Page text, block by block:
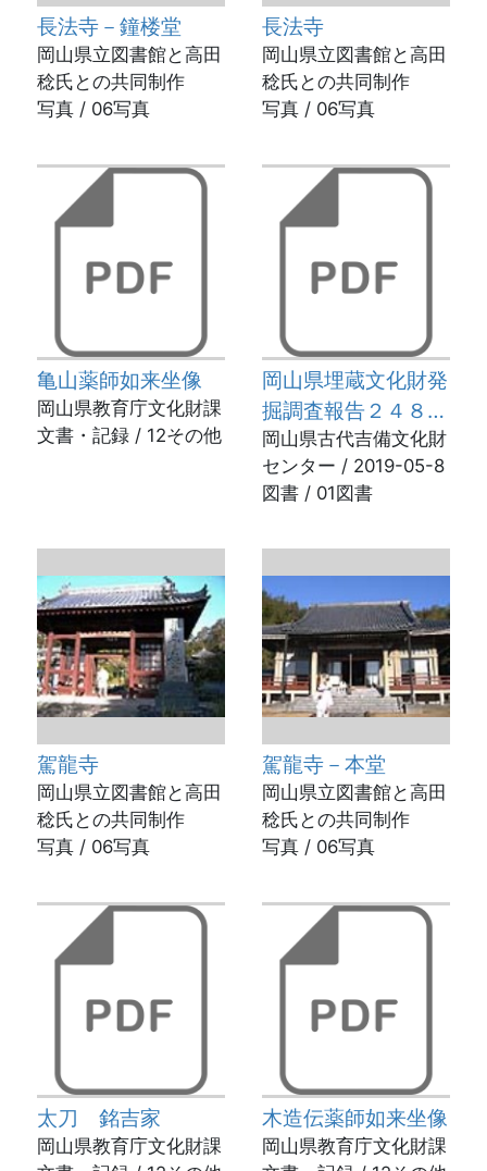
長法寺－鐘楼堂
岡山県立図書館と高田
稔氏との共同制作
写真 / 06写真
長法寺
岡山県立図書館と高田
稔氏との共同制作
写真 / 06写真
亀山薬師如来坐像
岡山県教育庁文化財課
文書・記録 / 12その他
岡山県埋蔵文化財発
掘調査報告２４８
新池尻遺跡
岡山県古代吉備文化財
センター / 2019-05-8
図書 / 01図書
駕龍寺
岡山県立図書館と高田
稔氏との共同制作
写真 / 06写真
駕龍寺－本堂
岡山県立図書館と高田
稔氏との共同制作
写真 / 06写真
太刀 銘吉家
岡山県教育庁文化財課
木造伝薬師如来坐像
岡山県教育庁文化財課